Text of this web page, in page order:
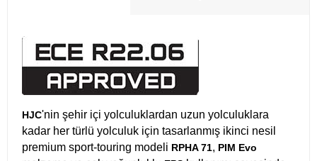
HJC'nin şehir içi yolculuklardan uzun yolculuklara
kadar her türlü yolculuk için tasarlanmış ikinci nesil
premium sport-touring modeli RPHA 71, PIM Evo